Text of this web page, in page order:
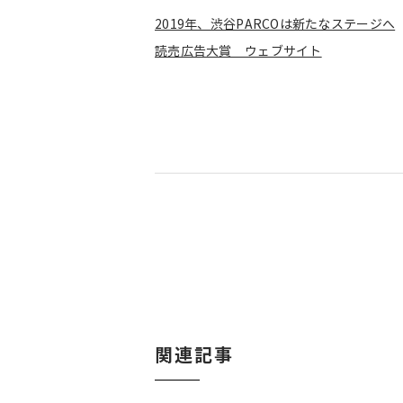
2019年、渋谷PARCOは新たなステージへ
読売広告大賞 ウェブサイト
関連記事